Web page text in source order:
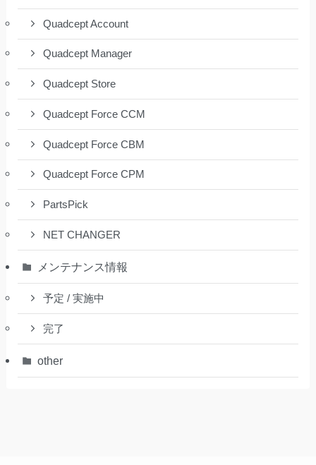
Quadcept Account
Quadcept Manager
Quadcept Store
Quadcept Force CCM
Quadcept Force CBM
Quadcept Force CPM
PartsPick
NET CHANGER
メンテナンス情報
予定 / 実施中
完了
other